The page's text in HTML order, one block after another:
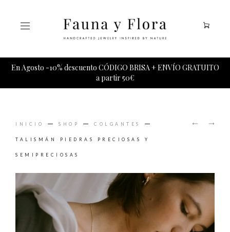
En Agosto -10% descuento CÓDIGO BRISA + ENVÍO GRATUITO
a partir 50€
INICIO SHOP COLGANTES
TALISMÁN PIEDRAS PRECIOSAS Y
SEMIPRECIOSAS